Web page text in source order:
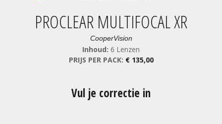
PROCLEAR MULTIFOCAL XR
CooperVision
Inhoud: 6 Lenzen
PRIJS PER PACK: € 135,00
Vul je correctie in